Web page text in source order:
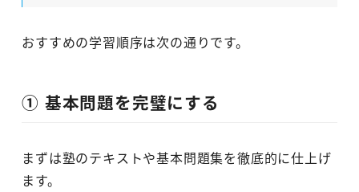
おすすめの学習順序は次の通りです。
① 基本問題を完璧にする
まずは塾のテキストや基本問題集を徹底的に仕上げ
ます。